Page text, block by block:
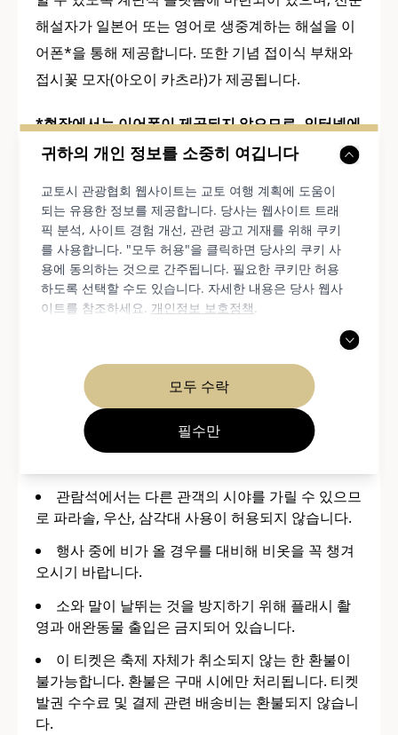
귀하의 개인 정보를 소중히 여깁니다
교토시 관광협회 웹사이트는 교토 여행 계획에 도움이
되는 유용한 정보를 제공합니다. 당사는 웹사이트 트래
픽 분석, 사이트 경험 개선, 관련 광고 게재를 위해 쿠키
를 사용합니다. "모두 허용"을 클릭하면 당사의 쿠키 사
용에 동의하는 것으로 간주됩니다. 필요한 쿠키만 허용
하도록 선택할 수도 있습니다. 자세한 내용은 당사 웹사
이트를 참조하세요. 개인정보 보호정책.
모두 수락
필수만
해설자가 일본어 또는 영어로 생중계하는 해설을 이
어폰*을 통해 제공합니다. 또한 기념 접이식 부채와
접시꽃 모자(아오이 카츠라)가 제공됩니다.
*현장에서는 이어폰이 제공되지 않으므로, 인터넷에
연결된 스마트폰이나 태블릿과 함께 개인 이어폰을
5. 권고사항
비가 올 경우 행렬은 5월 16일로 연기됩니다. 최
스마트폰이나 인터넷에 연결되는 기기, 그리고 헤
드폰을 꼭 지참해 주세요. 없으면 실시간 해설을 들
을 수 없습니다.
더위를 피하기 위해 모자 등을 착용하시는 것을
관람석에서는 다른 관객의 시야를 가릴 수 있으므
로 파라솔, 우산, 삼각대 사용이 허용되지 않습니다.
행사 중에 비가 올 경우를 대비해 비옷을 꼭 챙겨
오시기 바랍니다.
소와 말이 날뛰는 것을 방지하기 위해 플래시 촬
영과 애완동물 출입은 금지되어 있습니다.
이 티켓은 축제 자체가 취소되지 않는 한 환불이
불가능합니다. 환불은 구매 시에만 처리됩니다. 티켓
발권 수수료 및 결제 관련 배송비는 환불되지 않습니
다.